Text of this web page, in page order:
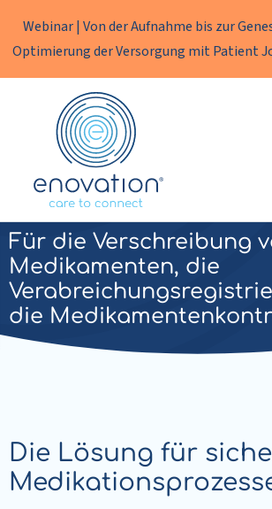
Webinar | Von der Aufnahme bis zur
Optimierung der Versorgung mit Patient
Enovation
Enovation Medimo
Für die Verschreibung
Medikamenten, die
die
Die Lösung für